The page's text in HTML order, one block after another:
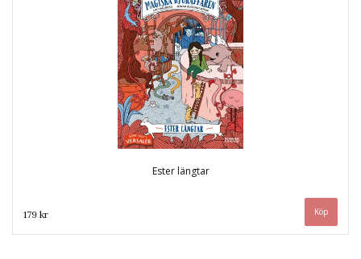
Ester längtar
179 kr